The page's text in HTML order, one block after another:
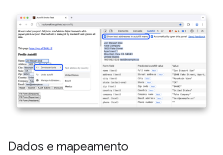
Dados e mapeamento